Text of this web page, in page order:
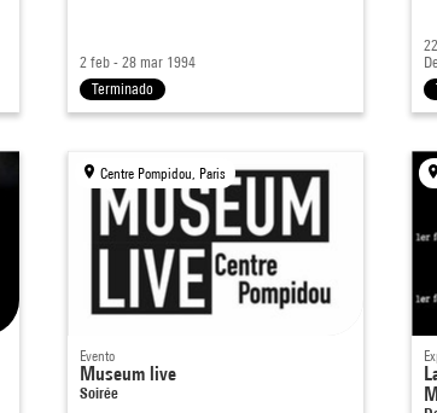
2 feb - 28 mar 1994
Terminado
Centre Pompidou, Paris
Evento
Museum live
Soirée